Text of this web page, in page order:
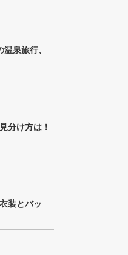
泉旅行、
分け方は！
装とバッ